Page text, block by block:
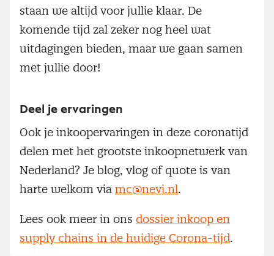
staan we altijd voor jullie klaar. De
komende tijd zal zeker nog heel wat
uitdagingen bieden, maar we gaan samen
met jullie door!
Deel je ervaringen
Ook je inkoopervaringen in deze coronatijd
delen met het grootste inkoopnetwerk van
Nederland? Je blog, vlog of quote is van
harte welkom via mc@nevi.nl.
Lees ook meer in ons dossier inkoop en
supply chains in de huidige Corona-tijd.